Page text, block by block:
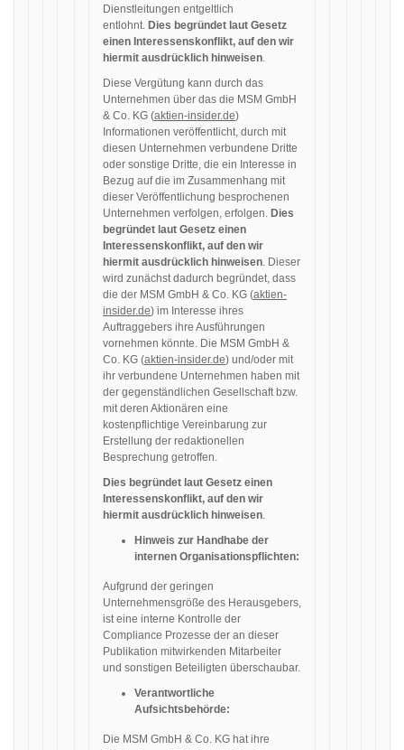
Dienstleitungen entgeltlich
entlohnt. Dies begründet laut Gesetz
einen Interessenskonflikt, auf den wir
hiermit ausdrücklich hinweisen.
Diese Vergütung kann durch das
Unternehmen über das die MSM GmbH
& Co. KG (aktien-insider.de)
Informationen veröffentlicht, durch mit
diesen Unternehmen verbundene Dritte
oder sonstige Dritte, die ein Interesse in
Bezug auf die im Zusammenhang mit
dieser Veröffentlichung besprochenen
Unternehmen verfolgen, erfolgen. Dies
begründet laut Gesetz einen
Interessenskonflikt, auf den wir
hiermit ausdrücklich hinweisen. Dieser
wird zunächst dadurch begründet, dass
die der MSM GmbH & Co. KG (aktien-
insider.de) im Interesse ihres
Auftraggebers ihre Ausführungen
vornehmen könnte. Die MSM GmbH &
Co. KG (aktien-insider.de) und/oder mit
ihr verbundene Unternehmen haben mit
der gegenständlichen Gesellschaft bzw.
mit deren Aktionären eine
kostenpflichtige Vereinbarung zur
Erstellung der redaktionellen
Besprechung getroffen.
Dies begründet laut Gesetz einen
Interessenskonflikt, auf den wir
hiermit ausdrücklich hinweisen.
Hinweis zur Handhabe der
internen Organisationspflichten:
Aufgrund der geringen
Unternehmensgröße des Herausgebers,
ist eine interne Kontrolle der
Compliance Prozesse der an dieser
Publikation mitwirkenden Mitarbeiter
und sonstigen Beteiligten überschaubar.
Verantwortliche
Aufsichtsbehörde:
Die MSM GmbH & Co. KG hat ihre